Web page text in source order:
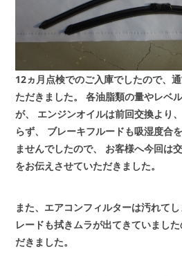
12ヵ月点検でのご入庫でしたので、
ただきました。
各油脂類の量やレベ
が、
エンジンオイルは前回交換より
らず、
ブレーキフルードも吸湿度合
ませんでしたので、
お客様へ今回は
をお伝えさせていただきました。
また、エアコンフィルターは汚れてし
レードも拭きムラが出てきていまし
だきました。